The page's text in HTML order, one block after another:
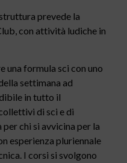
prevede la
con attività ludiche in
una formula sci con uno
settimana ad
in tutto il
di sci e di
chi si avvicina per la
esperienza pluriennale
I corsi si svolgono